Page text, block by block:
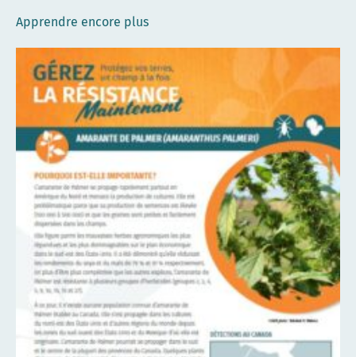
Apprendre encore plus